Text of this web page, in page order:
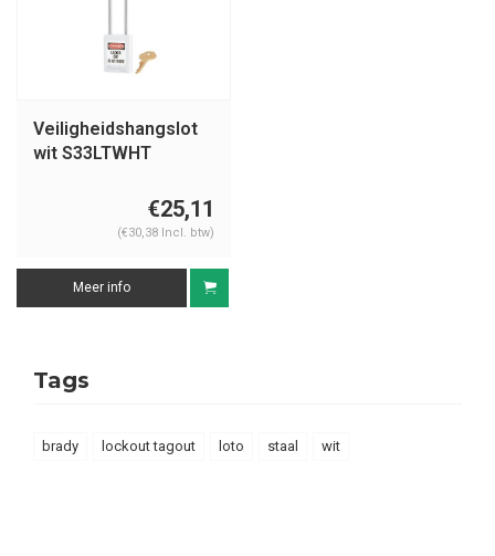
Veiligheidshangslot
wit S33LTWHT
€25,11
(€30,38 Incl. btw)
Meer info
Tags
brady lockout tagout loto staal wit